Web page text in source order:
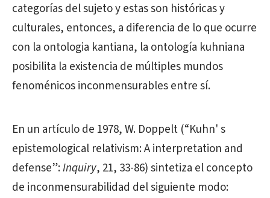
categorías del sujeto y estas son históricas y
culturales, entonces, a diferencia de lo que ocurre
con la ontologia kantiana, la ontología kuhniana
posibilita la existencia de múltiples mundos
fenoménicos inconmensurables entre sí.
En un artículo de 1978, W. Doppelt (“Kuhn' s
epistemological relativism: A interpretation and
defense”:Inquiry, 21, 33-86) sintetiza el concepto
de inconmensurabilidad del siguiente modo: